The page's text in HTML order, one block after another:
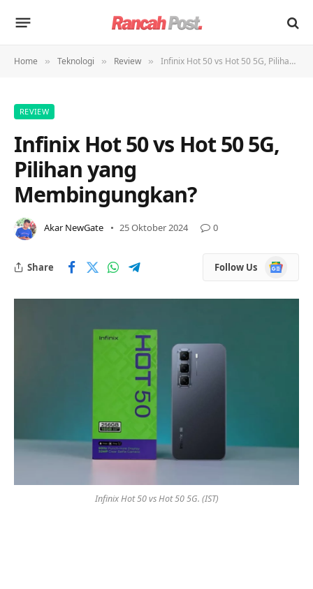
Home » Teknologi » Review » Infinix Hot 50 vs Hot 50 5G, Pilihan yang Membingungkan?
REVIEW
Infinix Hot 50 vs Hot 50 5G,
Pilihan yang
Membingungkan?
Akar NewGate 25 Oktober 2024 0
Share Follow Us
Google
News
Infinix Hot 50 vs Hot 50 5G. (IST)